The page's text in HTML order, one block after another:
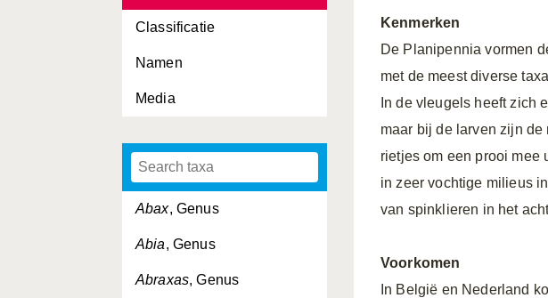
Classificatie
Namen
Media
Abax, Genus
Abia, Genus
Abraxas, Genus
Kenmerken
De Planipennia vormen
met de meest diverse
In de vleugels heeft zich
maar bij de larven zijn
rietjes om een prooi mee
in zeer vochtige milieus
van spinklieren in het
Voorkomen
In België en Nederland